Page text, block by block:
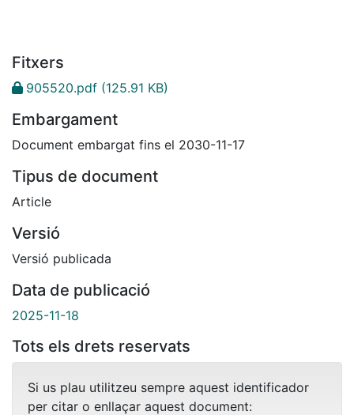
Fitxers
905520.pdf (125.91 KB)
Embargament
Document embargat fins el 2030-11-17
Tipus de document
Article
Versió
Versió publicada
Data de publicació
2025-11-18
Tots els drets reservats
Si us plau utilitzeu sempre aquest identificador
per citar o enllaçar aquest document: